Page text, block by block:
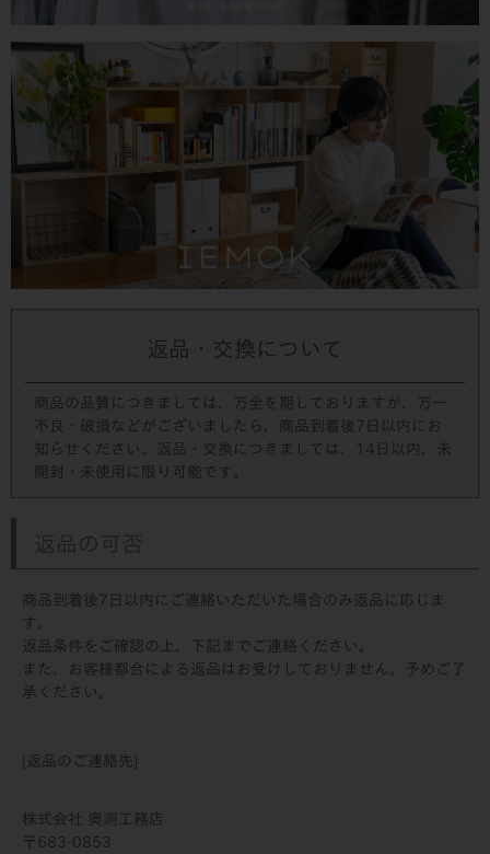
返品・交換について
商品の品質につきましては、万全を期しておりますが、万一
不良・破損などがございましたら、商品到着後7日以内にお
知らせください。返品・交換につきましては、14日以内、未
開封・未使用に限り可能です。
返品の可否
商品到着後7日以内にご連絡いただいた場合のみ返品に応じま
す。
返品条件をご確認の上、下記までご連絡ください。
また、お客様都合による返品はお受けしておりません。予めご了
承ください。
[返品のご連絡先]
株式会社 奥洞工務店
683-0853